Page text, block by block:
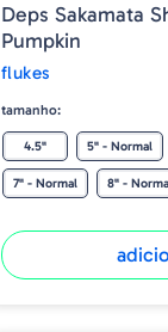
Deps Sakamata
Pumpkin
flukes
tamanho:
4.5" 5" - Normal
7" - Normal 8" -